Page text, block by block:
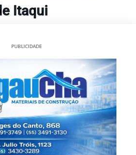
Itaqui
PUBLICIDADE